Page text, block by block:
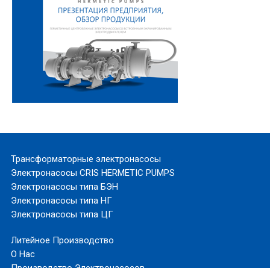
Трансформаторные электронасосы
Электронасосы CRIS HERMETIC PUMPS
Электронасосы типа БЭН
Электронасосы типа НГ
Электронасосы типа ЦГ
Литейное Производство
О Нас